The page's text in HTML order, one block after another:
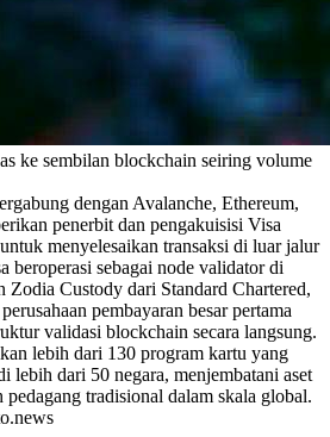
ke sembilan blockchain seiring volume
dengan Avalanche, Ethereum,
penerbit dan pengakuisisi Visa
menyelesaikan transaksi di luar jalur
beroperasi sebagai node validator di
Zodia Custody dari Standard Chartered,
pembayaran besar pertama
validasi blockchain secara langsung.
lebih dari 130 program kartu yang
lebih dari 50 negara, menjembatani aset
tradisional dalam skala global.